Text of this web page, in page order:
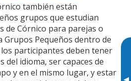
también están
grupos que estudian
de Córnico para parejas o
Grupos Pequeños dentro de
participantes deben tener
del idioma, ser capaces de
y en el mismo lugar, y estar